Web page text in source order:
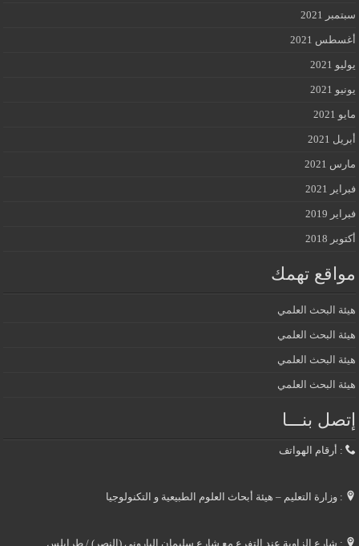
سبتمبر 2021
أغسطس 2021
يوليو 2021
يونيو 2021
مايو 2021
أبريل 2021
مارس 2021
فبراير 2021
فبراير 2019
أكتوبر 2018
مواقع تهمك
هيئة البحث العلمي
هيئة البحث العلمي
هيئة البحث العلمي
هيئة البحث العلمي
إتصل بنـــا
: أرقام الهواتف
: وزارة التعليم – هيئة أبحاث العلوم الطبيعية و التكنولوجيا
: شارع الزاوية عند التفرع مع شارع سليمان الباروني (النصر) / طرابلس